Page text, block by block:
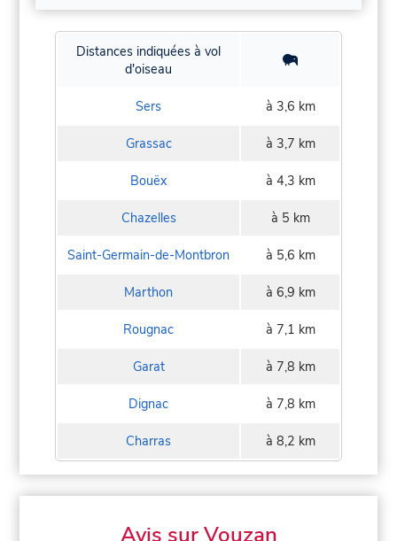
Distances indiquées à vol
d'oiseau
Sers à 3,6 km
Grassac à 3,7 km
Bouëx à 4,3 km
Chazelles à 5 km
Saint-Germain-de-Montbron à 5,6 km
Marthon à 6,9 km
Rougnac à 7,1 km
Garat à 7,8 km
Dignac à 7,8 km
Charras à 8,2 km
Avis sur Vouzan